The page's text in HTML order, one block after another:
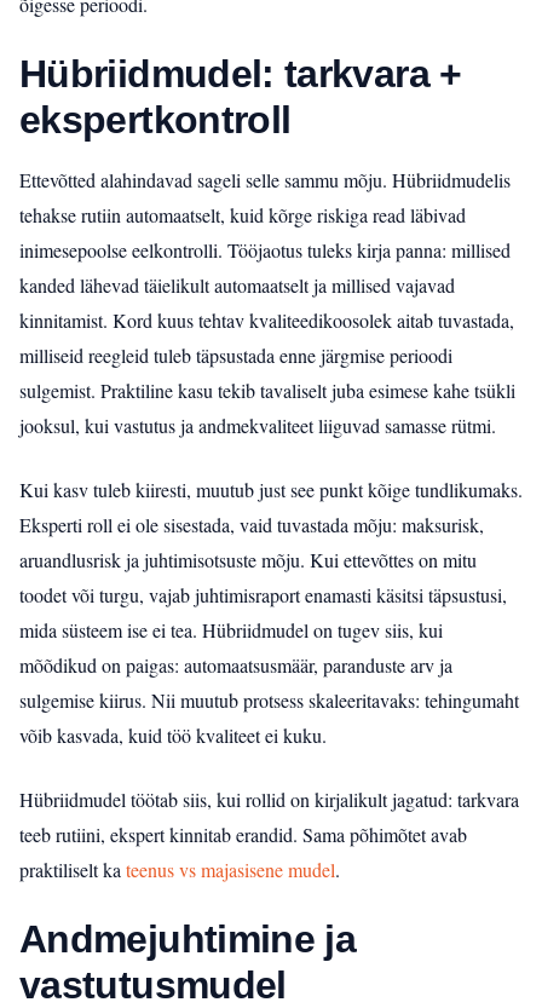
Hübriidmudel: tarkvara +
ekspertkontroll
Ettevõtted alahindavad sageli selle sammu mõju. Hübriidmudelis
tehakse rutiin automaatselt, kuid kõrge riskiga read läbivad
inimesepoolse eelkontrolli. Tööjaotus tuleks kirja panna: millised
kanded lähevad täielikult automaatselt ja millised vajavad
kinnitamist. Kord kuus tehtav kvaliteedikoosolek aitab tuvastada,
milliseid reegleid tuleb täpsustada enne järgmise perioodi
sulgemist. Praktiline kasu tekib tavaliselt juba esimese kahe tsükli
jooksul, kui vastutus ja andmekvaliteet liiguvad samasse rütmi.
Kui kasv tuleb kiiresti, muutub just see punkt kõige tundlikumaks.
Eksperti roll ei ole sisestada, vaid tuvastada mõju: maksurisk,
aruandlusrisk ja juhtimisotsuste mõju. Kui ettevõttes on mitu
toodet või turgu, vajab juhtimisraport enamasti käsitsi täpsustusi,
mida süsteem ise ei tea. Hübriidmudel on tugev siis, kui
mõõdikud on paigas: automaatsusmäär, paranduste arv ja
sulgemise kiirus. Nii muutub protsess skaleeritavaks: tehingumaht
võib kasvada, kuid töö kvaliteet ei kuku.
Hübriidmudel töötab siis, kui rollid on kirjalikult jagatud: tarkvara
teeb rutiini, ekspert kinnitab erandid. Sama põhimõtet avab
praktiliselt ka teenus vs majasisene mudel.
Andmejuhtimine ja
vastutusmudel